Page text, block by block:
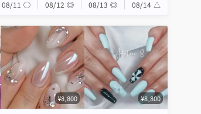
08/11 ◯ 08/12 ◎ 08/13 ◎ 08/14 △
¥8,800 ¥8,800